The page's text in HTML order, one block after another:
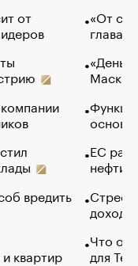
от
вредить
квартир
«От
глава
Маск в
основ
ЕС
нефти
Что
для